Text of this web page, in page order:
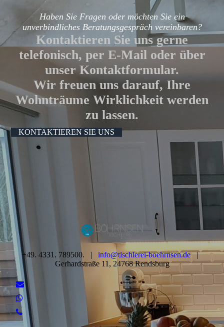
Haben Sie Fragen oder möchten Sie ein
unverbindliches Beratungsgespräch vereinbaren?
Kontaktieren Sie uns gerne
telefonisch, per E-Mail oder über
unser Kontaktformular.
Wir freuen uns darauf, Ihre
Wohnträume Wirklichkeit werden
zu lassen.
KONTAKTIEREN SIE UNS
+49. 4331. 789500. | info@tischlerei-boehrnsen.de|
Gerhardstraße 11, 24768 Rendsburg